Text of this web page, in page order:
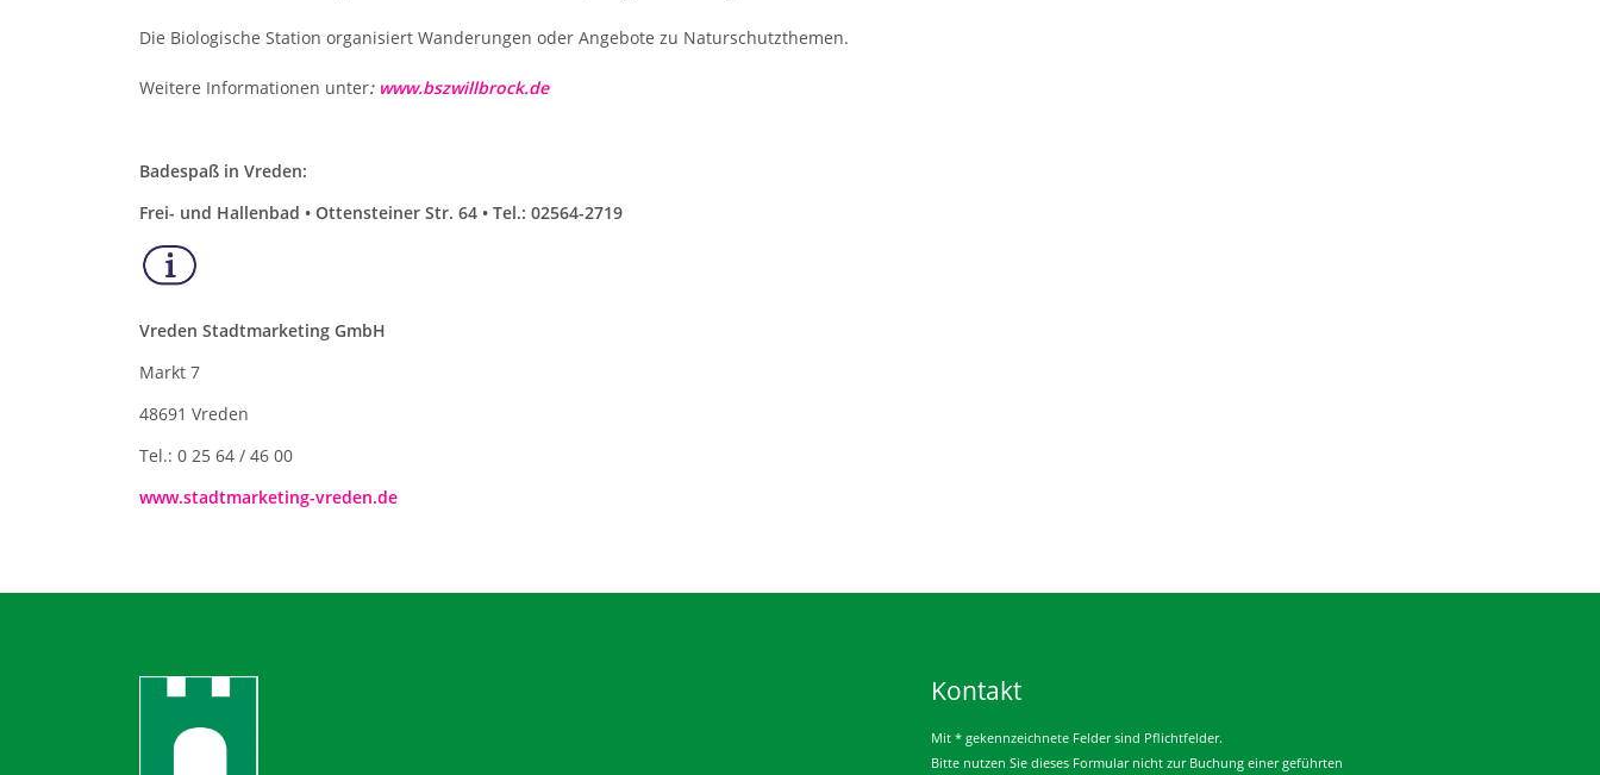
Die Biologische Station organisiert Wanderungen oder Angebote zu Naturschutzthemen.
Weitere Informationen unter: www.bszwillbrock.de
Badespaß in Vreden:
Frei- und Hallenbad • Ottensteiner Str. 64 • Tel.: 02564-2719
Vreden Stadtmarketing GmbH
Markt 7
48691 Vreden
Tel.: 0 25 64 / 46 00
www.stadtmarketing-vreden.de
Kontakt
Mit * gekennzeichnete Felder sind Pflichtfelder.
Bitte nutzen Sie dieses Formular nicht zur Buchung einer geführten